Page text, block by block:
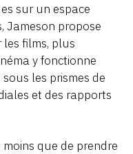
sur un espace
Jameson propose
les films, plus
y fonctionne
les prismes de
et des rapports
que de prendre